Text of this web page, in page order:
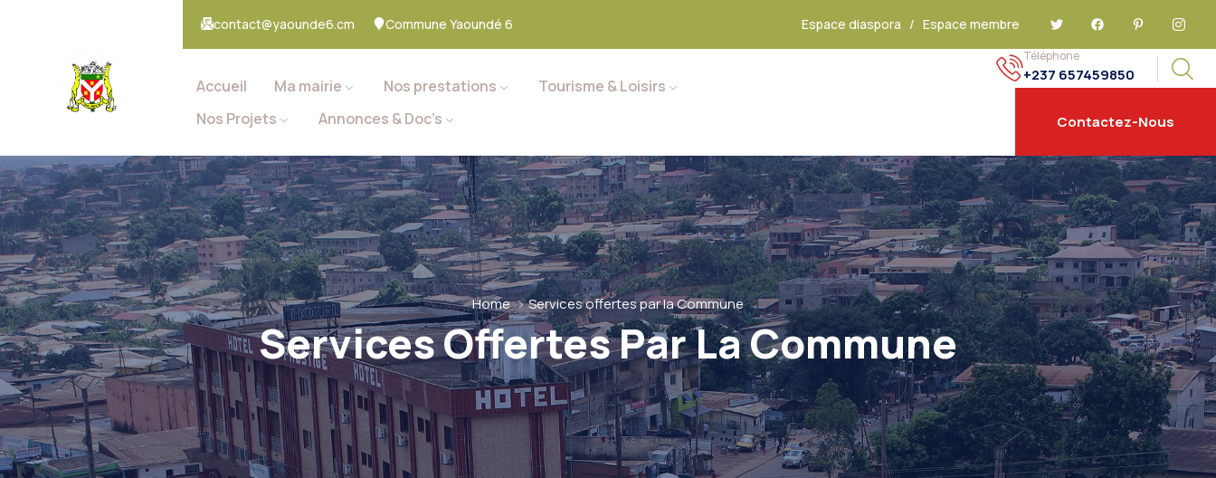
contact@yaounde6.cm Commune Yaoundé 6 Espace diaspora / Espace membre
Accueil Ma mairie Nos prestations
Tourisme & Loisirs
Nos Projets
Annonces & Doc’s
Téléphone
+237 657459850
Contactez-Nous
Home Services offertes par la Commune
Services Offertes Par La Commune